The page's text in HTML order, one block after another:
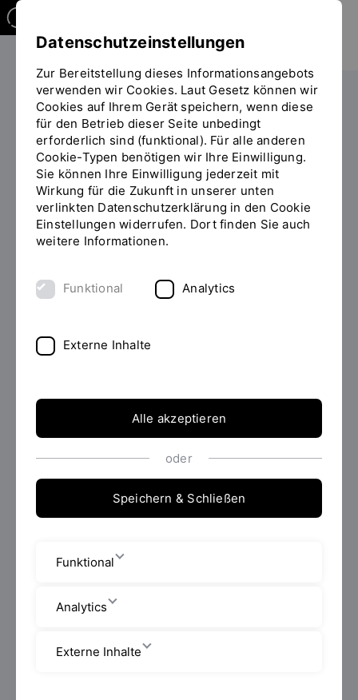
Sie
befinden
sich
auf
der
Seite
"RCER-
Nachrichten"
Research Center of Energy and Resources - RCER
RCER-Nachrichten
RCER - Nachrichten
Bis
0 Ergebnisse gefunden.
Datenschutzeinstellungen
Zur Bereitstellung dieses Informationsangebots
verwenden wir Cookies. Laut Gesetz können wir
Cookies auf Ihrem Gerät speichern, wenn diese
für den Betrieb dieser Seite unbedingt
erforderlich sind (funktional). Für alle anderen
Cookie-Typen benötigen wir Ihre Einwilligung.
Sie können Ihre Einwilligung jederzeit mit
Wirkung für die Zukunft in unserer unten
verlinkten Datenschutzerklärung in den Cookie
Einstellungen widerrufen. Dort finden Sie auch
weitere Informationen.
Funktional Analytics
Externe Inhalte
Alle akzeptieren
oder
Speichern & Schließen
Funktional
Analytics
Externe Inhalte